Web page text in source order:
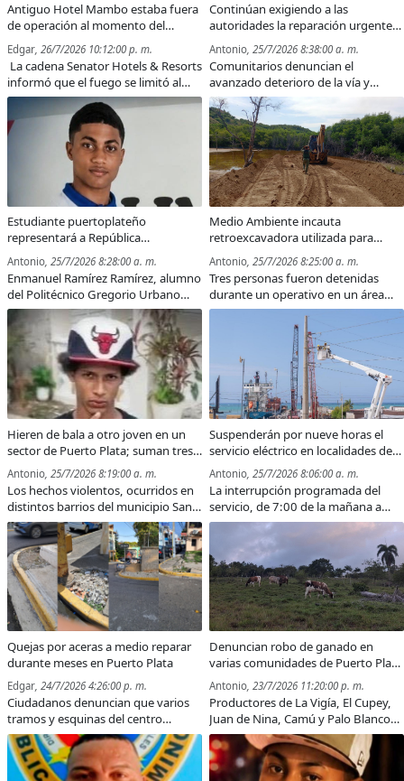
Antiguo Hotel Mambo estaba fuera
de operación al momento del
incendio; hoteles Senator funcionan
con normalidad
Edgar, 26/7/2026 10:12:00 p. m.
La cadena Senator Hotels & Resorts
informó que el fuego se limitó al
área del lobby del antiguo Hotel
Mambo, no dejó personas
lesionadas y no afectó las
operaciones de sus hoteles en
Puerto Plata.
Continúan exigiendo a las
autoridades la reparación urgente
de la carretera El Estrecho–Villa
Isabela
Antonio, 25/7/2026 8:38:00 a. m.
Comunitarios denuncian el
avanzado deterioro de la vía y
advierten que las malas condiciones
afectan el tránsito, el turismo, el
comercio y la producción
agropecuaria en la parte oeste de
Puerto Plata.
Estudiante puertoplateño
representará a República
Dominicana en dos Olimpiadas
Internacionales de Matemáticas
Antonio, 25/7/2026 8:28:00 a. m.
Enmanuel Ramírez Ramírez, alumno
del Politécnico Gregorio Urbano
Gilbert, competirá este año en los
certámenes de Centroamérica y el
Caribe, en México, y en la Olimpiada
Iberoamericana, en Ecuador.
Medio Ambiente incauta
retroexcavadora utilizada para
rellenar humedal próximo a Playa
La Ensenada
Antonio, 25/7/2026 8:25:00 a. m.
Tres personas fueron detenidas
durante un operativo en un área
protegida de Villa Isabela, donde
presuntamente realizaban un
relleno ilegal con un equipo pesado.
Hieren de bala a otro joven en un
sector de Puerto Plata; suman tres
atacados en menos de una semana
Antonio, 25/7/2026 8:19:00 a. m.
Los hechos violentos, ocurridos en
distintos barrios del municipio San
Felipe de Puerto Plata, han dejado
además dos fallecidos, según
reportes preliminares.
Suspenderán por nueve horas el
servicio eléctrico en localidades de
Puerto Plata por trabajos de
reconducción de línea
Antonio, 25/7/2026 8:06:00 a. m.
La interrupción programada del
servicio, de 7:00 de la mañana a
4:00 de la tarde de este sábado,
afectará varios sectores del
municipio San Felipe de Puerto
Plata y comunidades ubicadas entre
Cabarete y Sabaneta de Yásica.
Quejas por aceras a medio reparar
durante meses en Puerto Plata
Edgar, 24/7/2026 4:26:00 p. m.
Ciudadanos denuncian que varios
tramos y esquinas del centro
histórico permanecen inconclusos
desde hace meses, afectando la
movilidad peatonal y
Denuncian robo de ganado en
varias comunidades de Puerto Plata
y piden intervención de autoridades
Antonio, 23/7/2026 11:20:00 p. m.
Productores de La Vigía, El Cupey,
Juan de Nina, Camú y Palo Blanco
aseguran que más de 35 reses han
sido robadas y reclaman acciones
contra los responsables del